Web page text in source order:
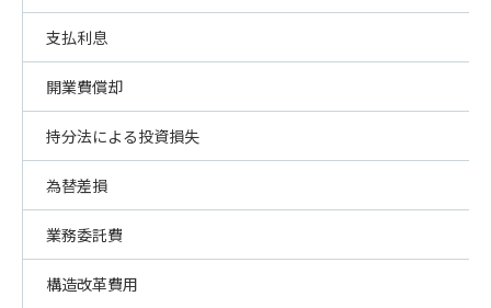
支払利息
開業費償却
持分法による投資損失
為替差損
業務委託費
構造改革費用